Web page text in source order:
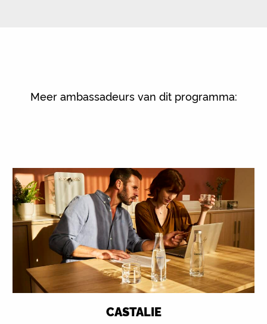
Meer ambassadeurs van dit programma:
CASTALIE